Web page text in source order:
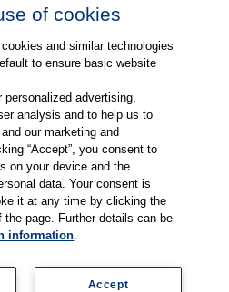
of cookies
and similar technologies
to ensure basic website
advertising,
analysis and to help us to
our marketing and
“Accept”, you consent to
on your device and the
data. Your consent is
it at any time by clicking the
page. Further details can be
information.
Accept